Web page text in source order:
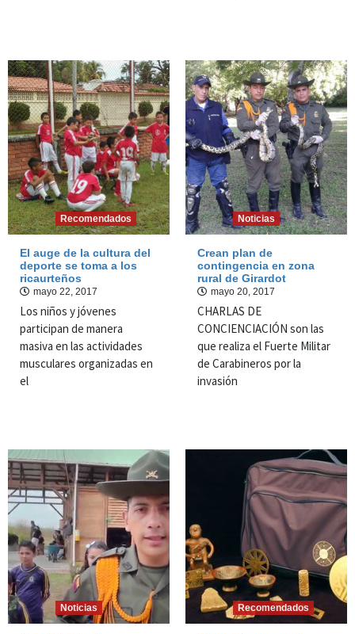
Recomendados
El auge de la cultura del
deporte se toma a los
ricaurteños
mayo 22, 2017
Los niños y jóvenes
participan de manera
masiva en las actividades
musculares organizadas en
el
Noticias
Crean plan de
contingencia en zona
rural de Girardot
mayo 20, 2017
CHARLAS DE
CONCIENCIACIÓN son las
que realiza el Fuerte Militar
de Carabineros por la
invasión
Noticias Recomendados